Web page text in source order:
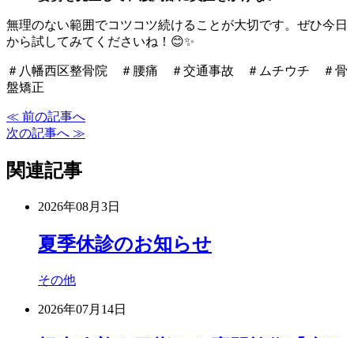
無理のない範囲でコツコツ続けることが大切です。ぜひ今日
から試してみてくださいね！😊✨
＃八幡西区整骨院 ＃腰痛 ＃交通事故 ＃ムチウチ ＃骨
盤矯正
≪ 前の記事へ
次の記事へ ≫
関連記事
2026年08月3日
夏季休診のお知らせ
その他
2026年07月14日